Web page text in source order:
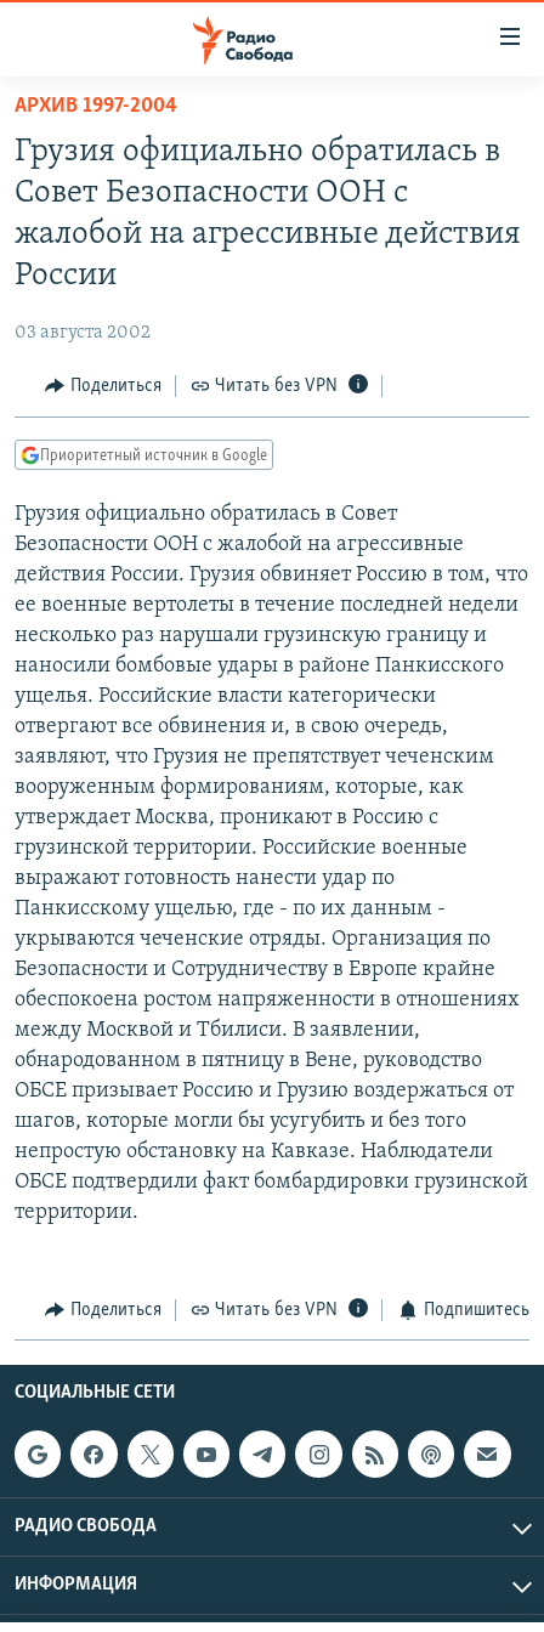
упрощенного
доступа
Вернуться
основному
содержанию
навигации
Вернутся
ПОДКАСТЫ
АВТОРСКИЕ ПРОЕКТЫ
ЦИТАТЫ СВОБОДЫ
КУЛЬТУРА
IDEL.РЕАЛИИ
КАВКАЗ.РЕАЛИИ
СИБИРЬ.РЕАЛИИ
РАСПИСАНИЕ ВЕЩАНИЯ
ПОДПИШИТЕСЬ НА РАССЫЛКУ
СОЦИАЛЬНЫЕ СЕТИ
Все сайты РСЕ/РС
АРХИВ 1997-2004
Грузия официально обратилась в
Совет Безопасности ООН с
жалобой на агрессивные действия
России
03 августа 2002
Поделиться Читать без VPN
Приоритетный источник в Google
Грузия официально обратилась в Совет
Безопасности ООН с жалобой на агрессивные
действия России. Грузия обвиняет Россию в том, что
ее военные вертолеты в течение последней недели
несколько раз нарушали грузинскую границу и
наносили бомбовые удары в районе Панкисского
ущелья. Российские власти категорически
отвергают все обвинения и, в свою очередь,
заявляют, что Грузия не препятствует чеченским
вооруженным формированиям, которые, как
утверждает Москва, проникают в Россию с
грузинской территории. Российские военные
выражают готовность нанести удар по
Панкисскому ущелью, где - по их данным -
укрываются чеченские отряды. Организация по
Безопасности и Сотрудничеству в Европе крайне
обеспокоена ростом напряженности в отношениях
между Москвой и Тбилиси. В заявлении,
обнародованном в пятницу в Вене, руководство
ОБСЕ призывает Россию и Грузию воздержаться от
шагов, которые могли бы усугубить и без того
непростую обстановку на Кавказе. Наблюдатели
ОБСЕ подтвердили факт бомбардировки грузинской
территории.
Поделиться Читать без VPN Подпишитесь
СОЦИАЛЬНЫЕ СЕТИ
РАДИО СВОБОДА
ИНФОРМАЦИЯ